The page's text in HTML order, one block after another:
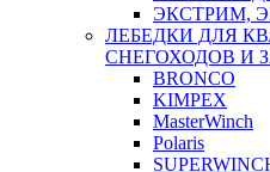
ЭКСТРИМ,
ЛЕБЕДКИ ДЛЯ
СНЕГОХОДОВ И
BRONCO
KIMPEX
MasterWinch
Polaris